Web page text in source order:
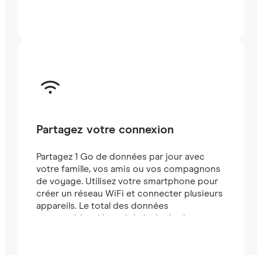
Partagez votre connexion
Partagez 1 Go de données par jour avec
votre famille, vos amis ou vos compagnons
de voyage. Utilisez votre smartphone pour
créer un réseau WiFi et connecter plusieurs
appareils. Le total des données
partageables dépend de la durée de votre